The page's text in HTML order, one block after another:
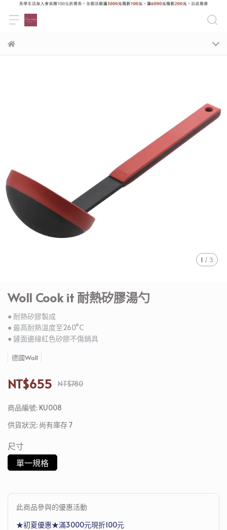
1 / 3
Woll Cook it 耐熱矽膠湯勺
● 耐熱矽膠製成
● 最高耐熱溫度至260°C
● 鏟面邊緣紅色矽膠不傷鍋具
德國Woll
NT$655 NT$780
商品編號: KU008
供貨狀況: 尚有庫存 7
尺寸
單一規格
此商品參與的優惠活動
★初夏優惠★滿3000元現折100元